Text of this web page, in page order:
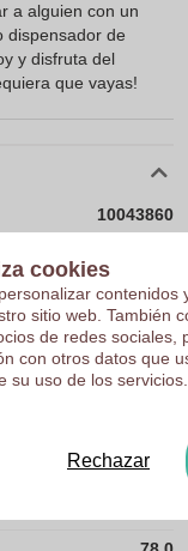
a alguien con un
dispensador de
y disfruta del
que vayas!
10043860
48 x 6 x 78 mm
48 mm
6 mm
48.0
cookies
sitio web. También
de redes sociales,
con otros datos que
su uso de los servicios.
Rechazar